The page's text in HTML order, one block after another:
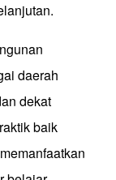
daerah
dekat
baik